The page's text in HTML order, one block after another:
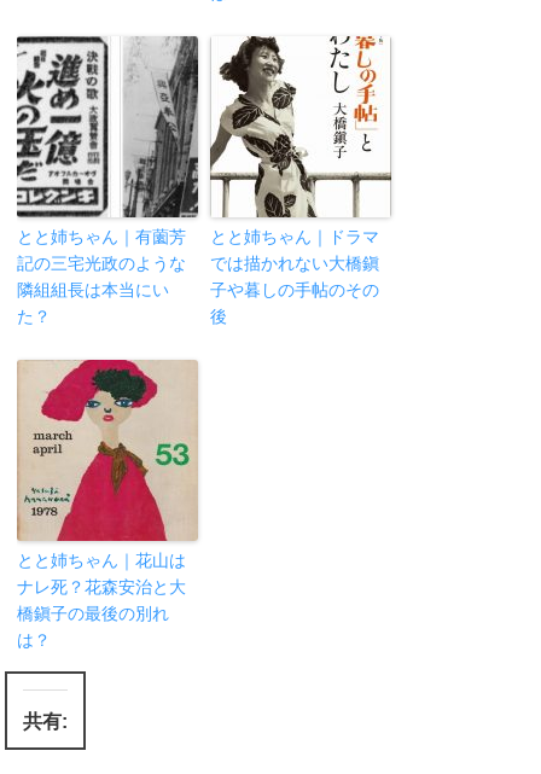
とと姉ちゃん｜有薗芳
記の三宅光政のような
隣組組長は本当にい
た？
とと姉ちゃん｜ドラマ
では描かれない大橋鎭
子や暮しの手帖のその
後
とと姉ちゃん｜花山は
ナレ死？花森安治と大
橋鎭子の最後の別れ
は？
共有: